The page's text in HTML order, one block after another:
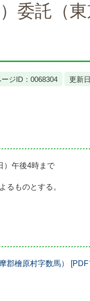
委託（
ジID：0068304 更新
）午後4時まで
るものとする。
郡檜原村字数馬）